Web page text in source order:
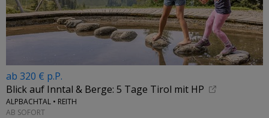
ab 320 € p.P.
Blick auf Inntal & Berge: 5 Tage Tirol mit HP
ALPBACHTAL • REITH
AB SOFORT